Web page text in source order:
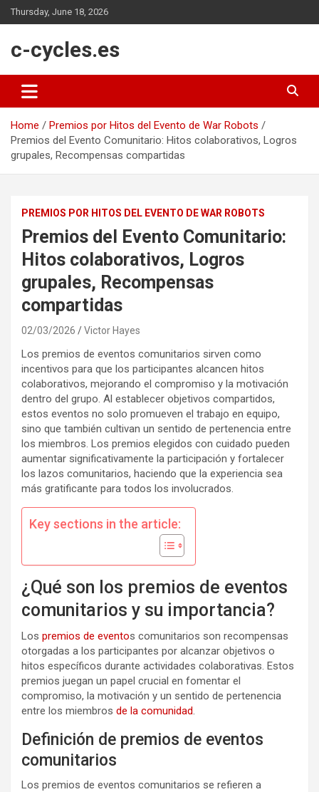
Skip
to
Thursday, June 18, 2026
c-cycles.es
Home
Premios por Hitos del Evento de War Robots
Premios del Evento Comunitario: Hitos colaborativos, Logros
grupales, Recompensas compartidas
PREMIOS POR HITOS DEL EVENTO DE WAR ROBOTS
Premios del Evento Comunitario:
Hitos colaborativos, Logros
grupales, Recompensas
compartidas
02/03/2026 Victor Hayes
Los premios de eventos comunitarios sirven como
incentivos para que los participantes alcancen hitos
colaborativos, mejorando el compromiso y la motivación
dentro del grupo. Al establecer objetivos compartidos,
estos eventos no solo promueven el trabajo en equipo,
sino que también cultivan un sentido de pertenencia entre
los miembros. Los premios elegidos con cuidado pueden
aumentar significativamente la participación y fortalecer
los lazos comunitarios, haciendo que la experiencia sea
más gratificante para todos los involucrados.
Key sections in the article:
¿Qué son los premios de eventos
comunitarios y su importancia?
Los premios de eventos comunitarios son recompensas
otorgadas a los participantes por alcanzar objetivos o
hitos específicos durante actividades colaborativas. Estos
premios juegan un papel crucial en fomentar el
compromiso, la motivación y un sentido de pertenencia
entre los miembros de la comunidad.
Definición de premios de eventos
comunitarios
Los premios de eventos comunitarios se refieren a